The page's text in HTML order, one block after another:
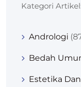
Kategori
Andrologi
Bedah
Estetika